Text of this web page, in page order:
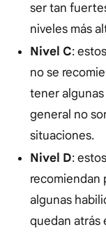
ser tan
niveles más
Nivel C:
no se
tener
general no
situaciones.
Nivel D:
recomiendan
algunas
quedan atrás